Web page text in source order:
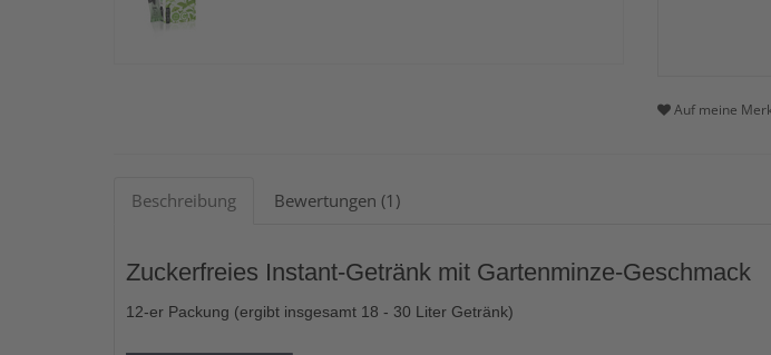
Auf meine
Beschreibung Bewertungen (1)
Zuckerfreies Instant-Getränk mit Gartenminze-Geschmack
12-er Packung (ergibt insgesamt 18 - 30 Liter Getränk)